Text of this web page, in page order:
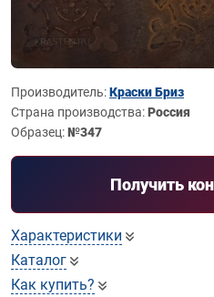
Производитель:Краски Бриз
Страна производства:Россия
Образец:№347
Получить
Характеристики
Каталог
Как купить?